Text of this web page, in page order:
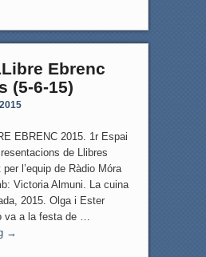
Ebrenc
(5-6-15)
EBRENC 2015. 1r Espai
de Llibres
l’equip de Ràdio Móra
Victoria Almuni. La cuina
2015. Olga i Ester
va a la festa de …
→